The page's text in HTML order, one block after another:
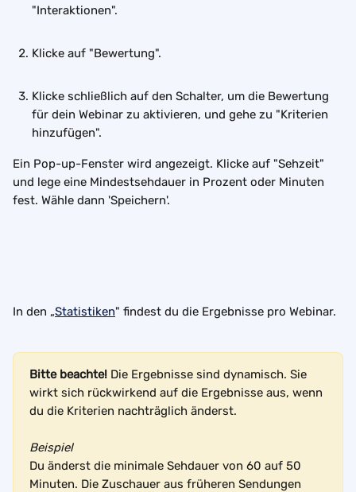
"Interaktionen".
Klicke auf "Bewertung".
Klicke schließlich auf den Schalter, um die Bewertung
für dein Webinar zu aktivieren, und gehe zu "Kriterien
hinzufügen".
Ein Pop-up-Fenster wird angezeigt. Klicke auf "Sehzeit"
und lege eine Mindestsehdauer in Prozent oder Minuten
fest. Wähle dann 'Speichern'.
In den „Statistiken" findest du die Ergebnisse pro Webinar.
Bitte beachte! Die Ergebnisse sind dynamisch. Sie
wirkt sich rückwirkend auf die Ergebnisse aus, wenn
du die Kriterien nachträglich änderst.
Beispiel
Du änderst die minimale Sehdauer von 60 auf 50
Minuten. Die Zuschauer aus früheren Sendungen